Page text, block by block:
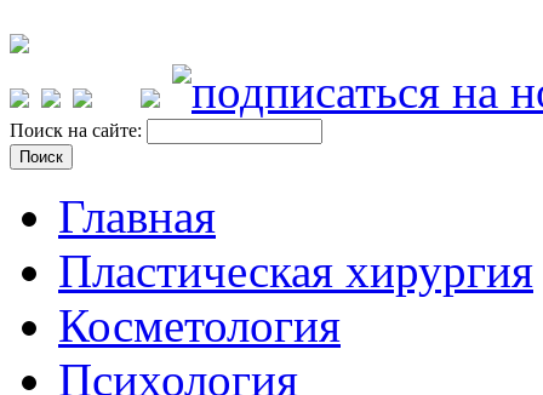
Поиск на сайте:
Главная
Пластическая хирургия
Косметология
Психология